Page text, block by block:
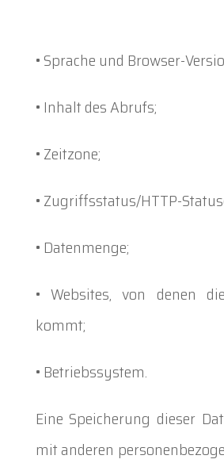
• Sprache und Browser-
• Inhalt des Abrufs;
• Zeitzone;
• Zugriffsstatus/HTTP-
• Datenmenge;
• Websites, von denen
kommt;
• Betriebssystem.
Eine Speicherung dieser
mit anderen